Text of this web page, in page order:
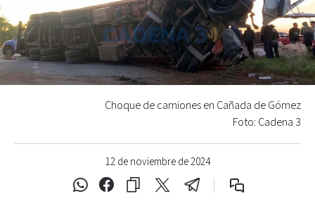
12 de noviembre de 2024
Choque de camiones en Cañada de Gómez
Foto: Cadena 3